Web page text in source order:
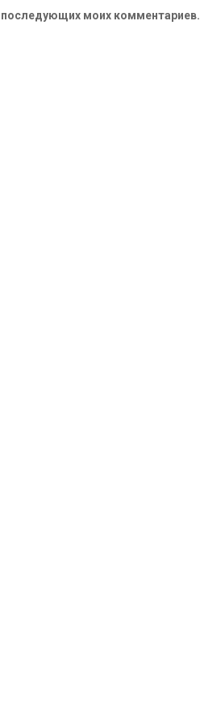
последующих моих комментариев.